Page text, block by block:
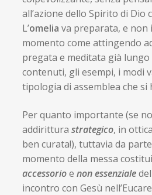
all’azione dello Spirito di Dio
L’omelia va preparata, e non
momento come attingendo
pregata e meditata già lungo
contenuti, gli esempi, i modi
tipologia di assemblea che si
Per quanto importante (se
addirittura strategico, in
ben curata!), tuttavia da
momento della messa
accessorioe non essenziale
incontro con Gesù